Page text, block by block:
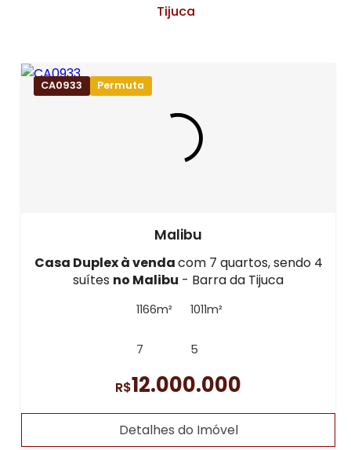
Tijuca
CA0933 Permuta
Malibu
Casa Duplex à vendacom 7 quartos, sendo 4
suítes no Malibu - Barra da Tijuca
1166m² 1011m²
7 5
R$12.000.000
Detalhes do Imóvel